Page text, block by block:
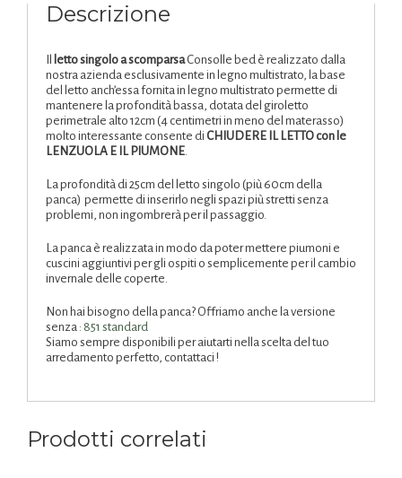
Descrizione
letto singolo a scomparsaConsolle bed è realizzato dalla
nostra azienda esclusivamente in legno multistrato, la base
del letto anch’essa fornita in legno multistrato permette di
mantenere la profondità bassa, dotata del giroletto
perimetrale alto 12cm (4 centimetri in meno del materasso)
molto interessante consente di CHIUDERE IL LETTO con le
LENZUOLA E IL PIUMONE.
La profondità di 25cm del letto singolo (più 60cm della
panca) permette di inserirlo negli spazi più stretti senza
problemi, non ingombrerà per il passaggio.
La panca è realizzata in modo da poter mettere piumoni e
cuscini aggiuntivi per gli ospiti o semplicemente per il cambio
invernale delle coperte.
Non hai bisogno della panca? Offriamo anche la versione
senza : 851 standard
Siamo sempre disponibili per aiutarti nella scelta del tuo
arredamento perfetto, contattaci !
Prodotti correlati